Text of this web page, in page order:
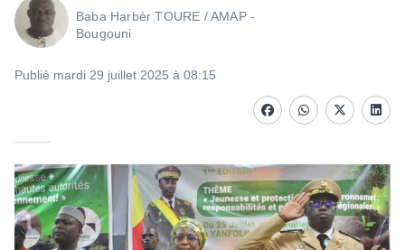
Baba Harbèr TOURE / AMAP -
Bougouni
Publié mardi 29 juillet 2025 à 08:15
FacebookwhatsappTwitter